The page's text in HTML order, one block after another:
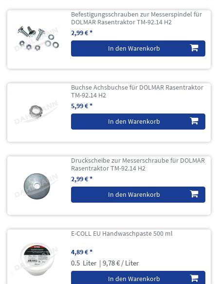
Befestigungsschrauben zur Messerspindel für
DOLMAR Rasentraktor TM-92.14 H2
2,99 € *
In den Warenkorb
Buchse Achsbuchse für DOLMAR Rasentraktor
TM-92.14 H2
5,99 € *
In den Warenkorb
Druckscheibe zur Messerschraube für DOLMAR
Rasentraktor TM-92.14 H2
2,99 € *
In den Warenkorb
E-COLL EU Handwaschpaste 500 ml
4,89 € *
0.5 Liter | 9,78 € / Liter
In den Warenkorb